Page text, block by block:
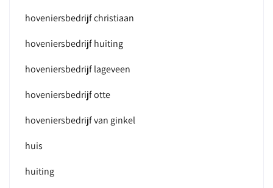
hoveniersbedrijf christiaan
hoveniersbedrijf huiting
hoveniersbedrijf lageveen
hoveniersbedrijf otte
hoveniersbedrijf van ginkel
huis
huiting